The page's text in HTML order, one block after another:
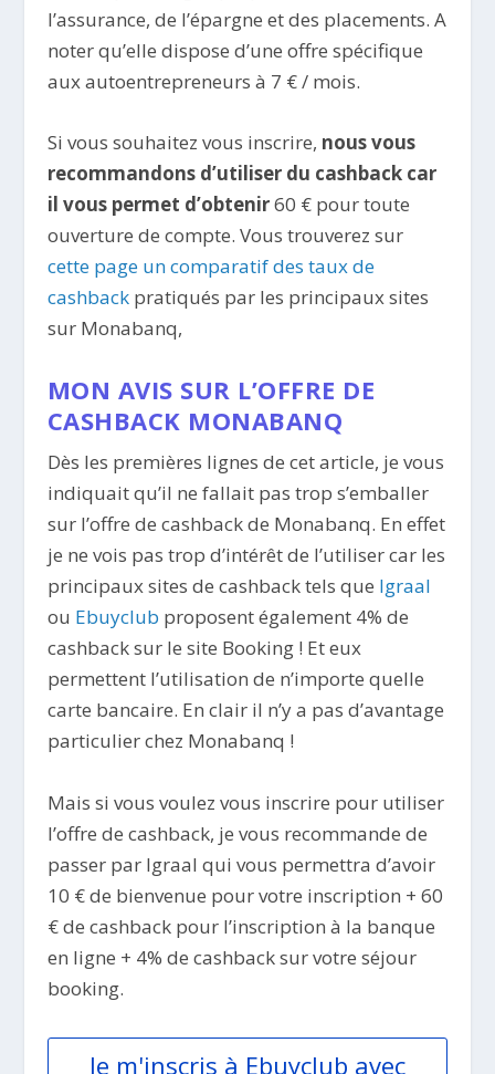
l’assurance, de l’épargne et des placements. A
noter qu’elle dispose d’une offre spécifique
aux autoentrepreneurs à 7 € / mois.
Si vous souhaitez vous inscrire, nous vous
recommandons d’utiliser du cashback car
il vous permet d’obtenir60 € pour toute
ouverture de compte. Vous trouverez sur
cette page un comparatif des taux de
cashbackpratiqués par les principaux sites
sur Monabanq,
MON AVIS SUR L’OFFRE DE
CASHBACK MONABANQ
Dès les premières lignes de cet article, je vous
indiquait qu’il ne fallait pas trop s’emballer
sur l’offre de cashback de Monabanq. En effet
je ne vois pas trop d’intérêt de l’utiliser car les
principaux sites de cashback tels que Igraal
ou Ebuyclub proposent également 4% de
cashback sur le site Booking ! Et eux
permettent l’utilisation de n’importe quelle
carte bancaire. En clair il n’y a pas d’avantage
particulier chez Monabanq !
Mais si vous voulez vous inscrire pour utiliser
l’offre de cashback, je vous recommande de
passer par Igraal qui vous permettra d’avoir
10 € de bienvenue pour votre inscription + 60
€ de cashback pour l’inscription à la banque
en ligne + 4% de cashback sur votre séjour
booking.
Je m'inscris à Ebuyclub avec